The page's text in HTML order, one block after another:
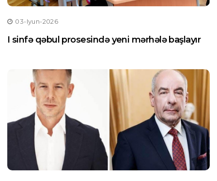
03-Iyun-2026
I sinfə qəbul prosesində yeni mərhələ başlayır